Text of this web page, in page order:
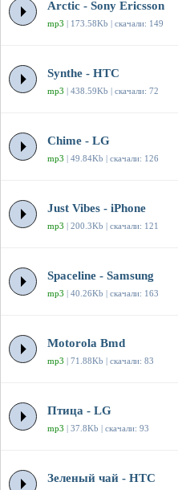
Arctic - Sony Ericsson
mp3 | 173.58Kb | скачали: 149
Synthe - HTC
mp3 | 438.59Kb | скачали: 72
Chime - LG
mp3 | 49.84Kb | скачали: 126
Just Vibes - iPhone
mp3 | 200.3Kb | скачали: 121
Spaceline - Samsung
mp3 | 40.26Kb | скачали: 163
Motorola Bmd
mp3 | 71.88Kb | скачали: 83
Птица - LG
mp3 | 37.8Kb | скачали: 93
Зеленый чай - HTC